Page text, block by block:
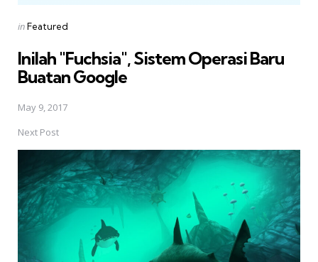
Posted
inFeatured
Inilah "Fuchsia", Sistem Operasi Baru
Buatan Google
May 9, 2017
Next Post